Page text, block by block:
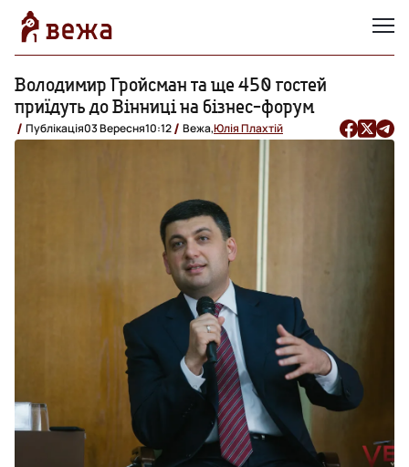
Володимир Гройсман та ще 450 гостей
приїдуть до Вінниці на бізнес-форум
Публікація03 Вересня10:12 Вежа,Юлія Плахтій